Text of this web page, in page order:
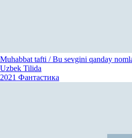
Muhabbat tafti / Bu sevgini qanday
Uzbek Tilida
2021 Фантастика